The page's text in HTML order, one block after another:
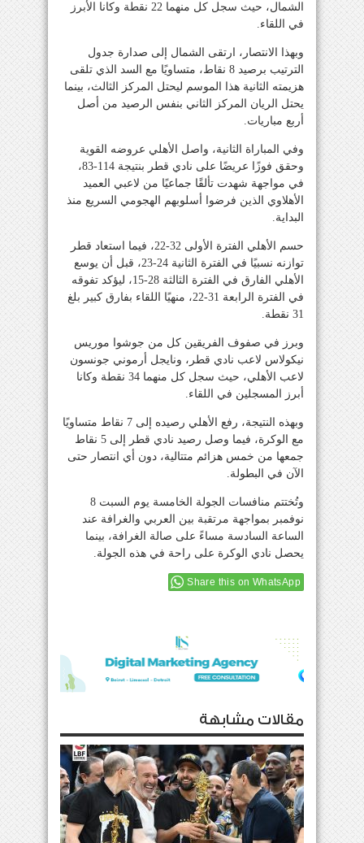
الشمال، حيث سجل كل منهما 22 نقطة وكانا الأبرز
في اللقاء.
وبهذا الانتصار، ارتقى الشمال إلى صدارة جدول
الترتيب برصيد 8 نقاط، متساويًا مع السد الذي تلقى
هزيمته الثانية هذا الموسم ليحتل المركز الثالث، بينما
يحتل الريان المركز الثاني بنفس الرصيد من أصل
أربع مباريات.
وفي المباراة الثانية، واصل الأهلي عروضه القوية
وحقق فوزًا عريضًا على نادي قطر بنتيجة 114-83،
في مواجهة شهدت تألقًا جماعيًا من لاعبي العميد
الأهلاوي الذين فرضوا أسلوبهم الهجومي السريع منذ
البداية.
حسم الأهلي الفترة الأولى 32-22، فيما استعاد قطر
توازنه نسبيًا في الفترة الثانية 24-23، قبل أن يوسع
الأهلي الفارق في الفترة الثالثة 28-15، ليؤكد تفوقه
في الفترة الرابعة 31-22، منهيًا اللقاء بفارق كبير بلغ
31 نقطة.
وبرز في صفوف الفريقين كل من جوشوا موريس
نيكولاس لاعب نادي قطر، ونايجل أرموني جونسون
لاعب الأهلي، حيث سجل كل منهما 34 نقطة وكانا
أبرز المسجلين في اللقاء.
وبهذه النتيجة، رفع الأهلي رصيده إلى 7 نقاط متساويًا
مع الوكرة، فيما وصل رصيد نادي قطر إلى 5 نقاط
جمعها من خمس هزائم متتالية، دون أي انتصار حتى
الآن في البطولة.
وتُختتم منافسات الجولة الخامسة يوم السبت 8
نوفمبر بمواجهة مرتقبة بين العربي والغرافة عند
الساعة السادسة مساءً على صالة الغرافة، بينما
يحصل نادي الوكرة على راحة في هذه الجولة.
Share this on WhatsApp
مقالات مشابهة